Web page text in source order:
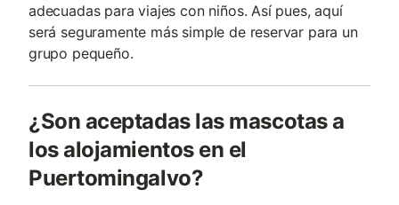
adecuadas para viajes con niños. Así pues, aquí
será seguramente más simple de reservar para un
grupo pequeño.
¿Son aceptadas las mascotas a
los alojamientos en el
Puertomingalvo?